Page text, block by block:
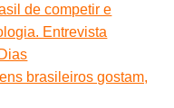
de competir e
Entrevista
brasileiros gostam,